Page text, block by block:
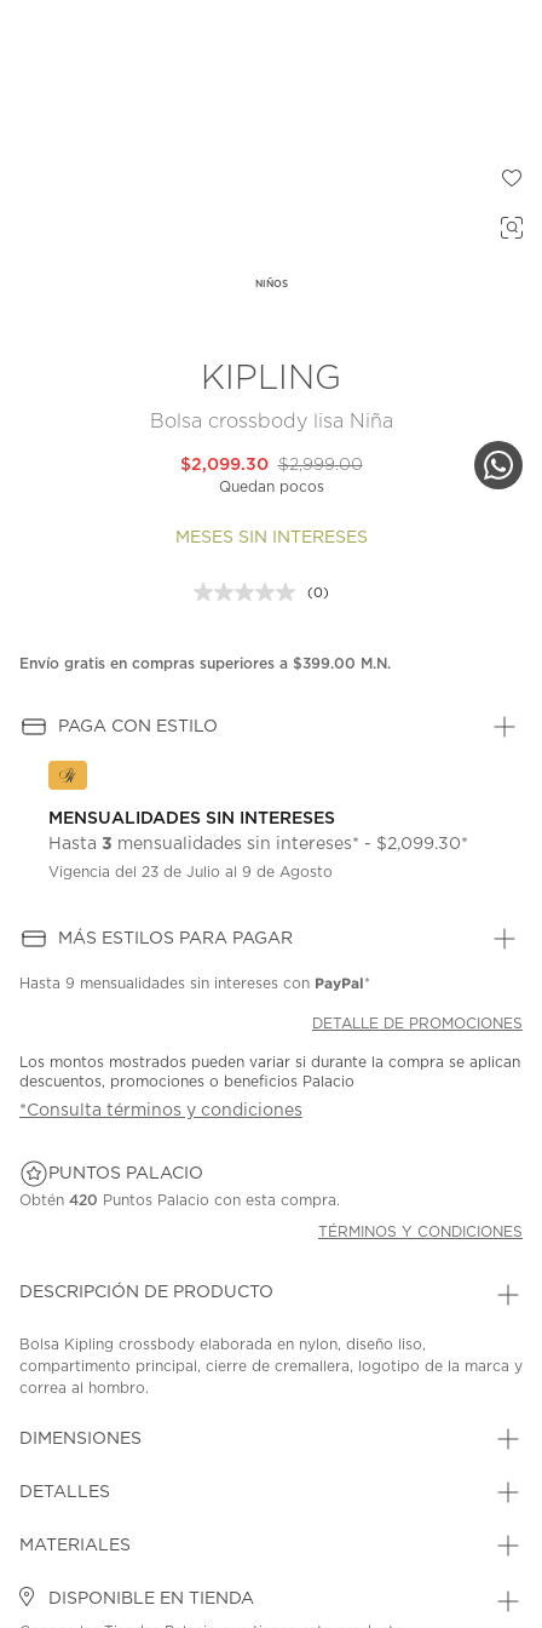
NIÑOS
KIPLING
Bolsa crossbody lisa Niña
$2,999.00
$2,099.30
Quedan pocos
MESES SIN INTERESES
Sin
en
(0)
Envío gratis en compras superiores a $399.00 M.N.
PAGA CON ESTILO
MENSUALIDADES SIN INTERESES
Hasta 3 mensualidades sin intereses* - $2,099.30*
Vigencia del 23 de Julio al 9 de Agosto
MÁS ESTILOS PARA PAGAR
Hasta 9 mensualidades sin intereses con PayPal*
DETALLE DE PROMOCIONES
Los montos mostrados pueden variar si durante la compra se aplican
descuentos, promociones o beneficios Palacio
*Consulta términos y condiciones
PUNTOS PALACIO
Obtén 420 Puntos Palacio con esta compra.
TÉRMINOS Y CONDICIONES
DESCRIPCIÓN DE PRODUCTO
Bolsa Kipling crossbody elaborada en nylon, diseño liso,
compartimento principal, cierre de cremallera, logotipo de la marca y
correa al hombro.
DIMENSIONES
DETALLES
MATERIALES
DISPONIBLE EN TIENDA